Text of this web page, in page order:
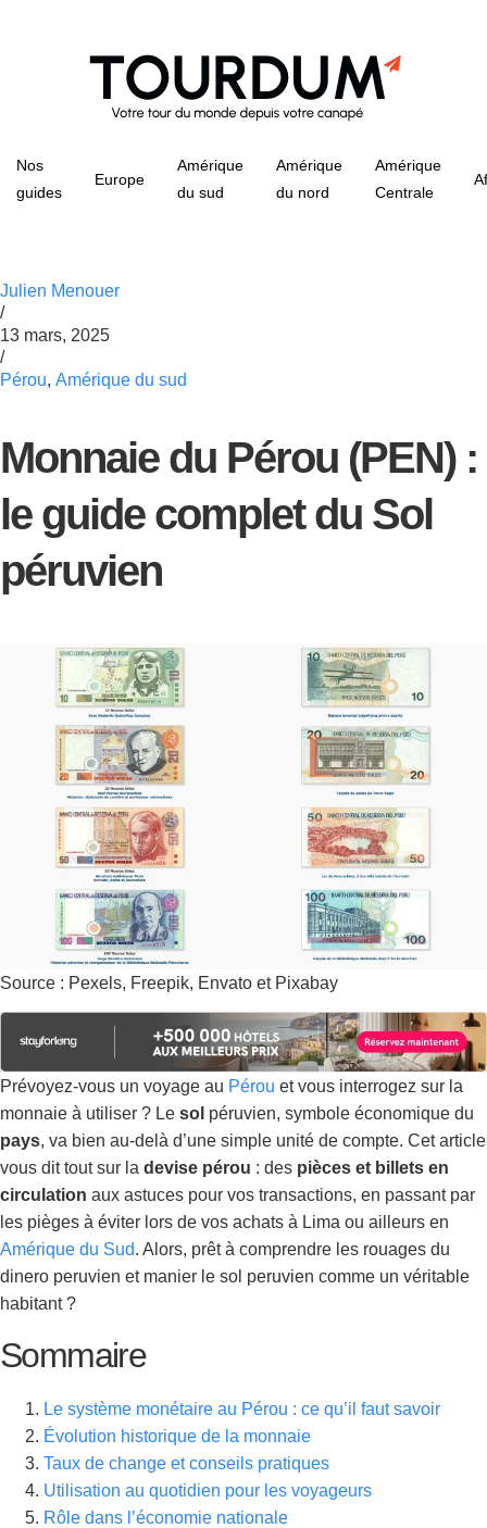
Nos
guides
Europe
Amérique
du sud
Amérique
du nord
Amérique
Centrale
Julien Menouer
/
13 mars, 2025
/
Pérou, Amérique du sud
Monnaie du Pérou (PEN) :
le guide complet du Sol
péruvien
Source : Pexels, Freepik, Envato et Pixabay
Prévoyez-vous un voyage au Pérou et vous interrogez sur la
monnaie à utiliser ? Le sol péruvien, symbole économique du
pays, va bien au-delà d’une simple unité de compte. Cet article
vous dit tout sur la devise pérou : des pièces et billets en
circulation aux astuces pour vos transactions, en passant par
les pièges à éviter lors de vos achats à Lima ou ailleurs en
Amérique du Sud. Alors, prêt à comprendre les rouages du
dinero peruvien et manier le sol peruvien comme un véritable
habitant ?
Sommaire
Le système monétaire au Pérou : ce qu’il faut savoir
Évolution historique de la monnaie
Taux de change et conseils pratiques
Utilisation au quotidien pour les voyageurs
Rôle dans l’économie nationale